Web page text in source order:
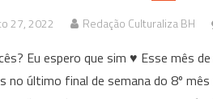
27, 2022 Redação Culturaliza BH
Eu espero que sim ♥ Esse mês
no último final de semana do 8º